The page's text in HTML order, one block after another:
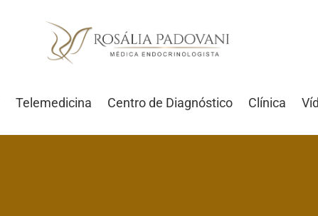
Telemedicina Centro de Diagnóstico Clínica